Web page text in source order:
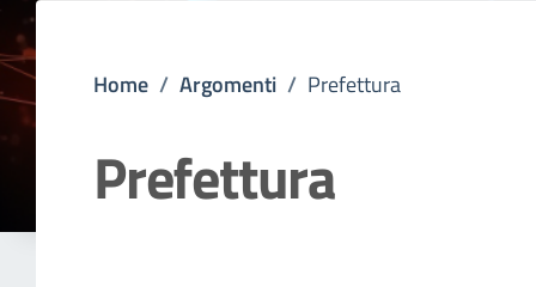
Home / Argomenti / Prefettura
Prefettura